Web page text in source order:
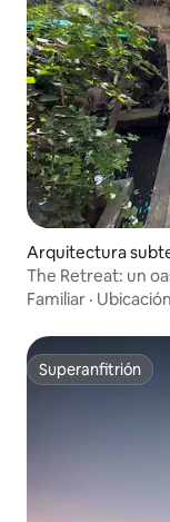
Arquitectura
The Retreat: un
Familiar · Ubicación
Superanfitrión
Superanfitrión